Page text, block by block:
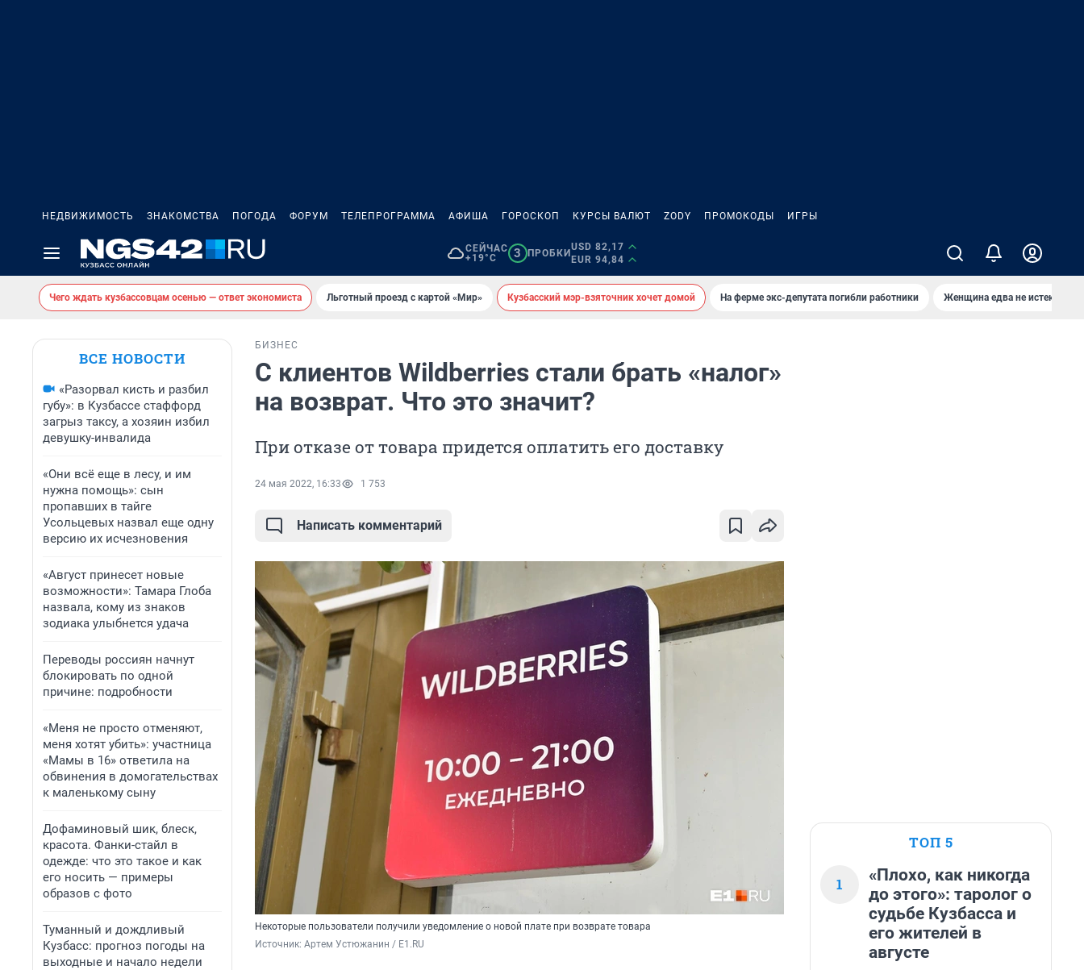
НЕДВИЖИМОСТЬ ЗНАКОМСТВА ПОГОДА ФОРУМ ТЕЛЕПРОГРАММА АФИША ГОРОСКОП КУРСЫ ВАЛЮТ ZODY ПРОМОКОДЫ ИГРЫ
СЕЙЧАС
+19°C
3 ПРОБКИ
USD 82,17
EUR 94,84
Чего ждать кузбассовцам осенью — ответ экономиста Льготный проезд с картой «Мир» Кузбасский мэр-взяточник хочет домой На ферме экс-депутата погибли работники Женщина едва не истекла
ВСЕ НОВОСТИ
«Разорвал кисть и разбил
губу»: в Кузбассе стаффорд
загрыз таксу, а хозяин избил
девушку-инвалида
«Они всё еще в лесу, и им
нужна помощь»: сын
пропавших в тайге
Усольцевых назвал еще одну
версию их исчезновения
«Август принесет новые
возможности»: Тамара Глоба
назвала, кому из знаков
зодиака улыбнется удача
Переводы россиян начнут
блокировать по одной
причине: подробности
«Меня не просто отменяют,
меня хотят убить»: участница
«Мамы в 16» ответила на
обвинения в домогательствах
к маленькому сыну
Дофаминовый шик, блеск,
красота. Фанки-стайл в
одежде: что это такое и как
его носить — примеры
образов с фото
Туманный и дождливый
Кузбасс: прогноз погоды на
выходные и начало недели
БИЗНЕС
С клиентов Wildberries стали брать «налог»
на возврат. Что это значит?
При отказе от товара придется оплатить его доставку
24 мая 2022, 16:33 1 753
Написать комментарий
Некоторые пользователи получили уведомление о новой плате при возврате товара
Источник: Артем Устюжанин / E1.RU
ТОП 5
1
«Плохо, как никогда
до этого»: таролог о
судьбе Кузбасса и
его жителей в
августе